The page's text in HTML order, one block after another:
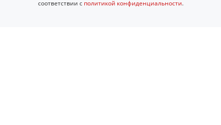
соответствии с политикой конфиденциальности.